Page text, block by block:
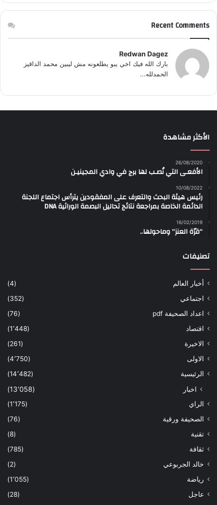
Recent Comments
Redwan Dagez
بارك الله فيك اخي يبو يطلعونه مش ليبين محمد الداقيز
الحمدلله...
الأكثر مشاهدة
26/08/2020
الأفعـى التي نُصـب لها برج في وادي المجينيـن
10/08/2022
رئيس هيئة البحث والتعرف على المفقودين يترأس اجتماع اللجنة
الدائمة الخاصة بمراجعة نتائج تحاليل البصمة الوراثية DNA
16/02/2019
“قرّة العنز” وماحولها..
تصنيفات
أخبار العالم
(4)
اجتماعي
(352)
اعداد الصحيفة pdf
(76)
اقتصاد
(1٬448)
الاخيرة
(261)
الاولى
(4٬750)
الرئيسية
(14٬482)
اخبار (13٬058)
الراي
(1٬175)
الصحيفة ورقية
(76)
تقنية
(8)
ثقافة
(785)
خالد الجربوعي
(2)
رياضة
(1٬055)
عاجل
(28)